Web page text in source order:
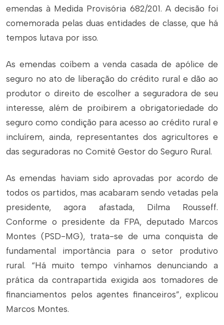
emendas à Medida Provisória 682/201. A decisão foi
comemorada pelas duas entidades de classe, que há
tempos lutava por isso.
As emendas coíbem a venda casada de apólice de
seguro no ato de liberação do crédito rural e dão ao
produtor o direito de escolher a seguradora de seu
interesse, além de proibirem a obrigatoriedade do
seguro como condição para acesso ao crédito rural e
incluírem, ainda, representantes dos agricultores e
das seguradoras no Comitê Gestor do Seguro Rural.
As emendas haviam sido aprovadas por acordo de
todos os partidos, mas acabaram sendo vetadas pela
presidente, agora afastada, Dilma Rousseff.
Conforme o presidente da FPA, deputado Marcos
Montes (PSD-MG), trata-se de uma conquista de
fundamental importância para o setor produtivo
rural. “Há muito tempo vínhamos denunciando a
prática da contrapartida exigida aos tomadores de
financiamentos pelos agentes financeiros”, explicou
Marcos Montes.